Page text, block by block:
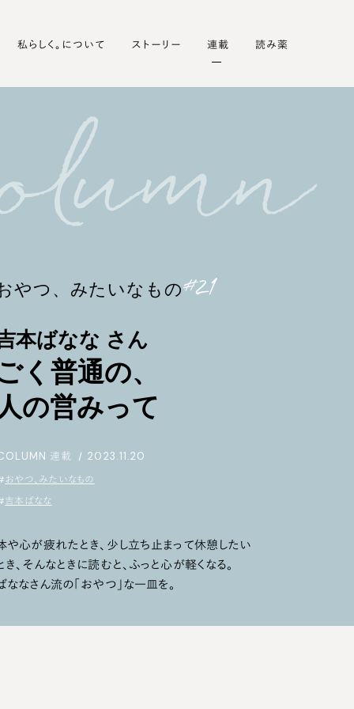
私らしく。について ストーリー 連載 読み薬
やつ、みたいなもの
本ばなな さん
く普通の、
の営みって
連載 | 2023.11.20
おやつ、みたいなもの
吉本ばなな
や心が疲れたとき、少し立ち止まって休憩したい
き、 そんなときに読むと、ふっと心が軽くなる。
ななさん流の「おやつ」な一皿を。